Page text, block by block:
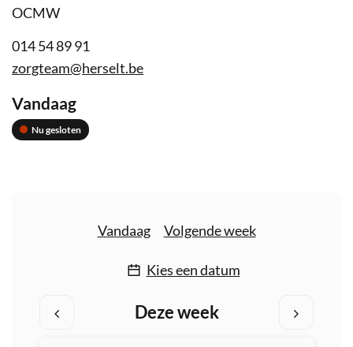
OCMW
Tel.
014 54 89 91
E-
zorgteam@herselt.be
Openingsuren
Vandaag
Nu gesloten
Vandaag Volgende week
Kies een datum
Deze week